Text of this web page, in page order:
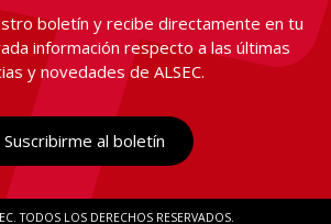
boletín y recibe directamente en tu
información respecto a las últimas
y novedades de ALSEC.
Suscribirme al boletín
TODOS LOS DERECHOS RESERVADOS